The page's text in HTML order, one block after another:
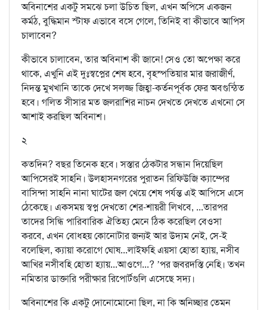
অবিনাশের একটু সমঝে চলা উচিত ছিল, এখন অপিসে একজন
কর্মঠ, বুদ্ধিমান স্টাফ এভাবে বসে গেলে, তিনিই বা কীভাবে আপিস
চালাবেন?
কীভাবে চালাবেন, তার অবিনাশ কী জানে! সেও তো অপেক্ষা করে
থাকে, এখুনি এই দুঃস্বপ্নের শেষ হবে, বৃহস্পতিয়ার মার জরাজীর্ণ,
নিদন্ত মুখখানি তাকে দেখে সলজ্জ জিহ্বা-কর্তনপূর্বক ফের অবগুন্ঠিত
হবে। গলিত সীসার মত জলরাশির নাচন দেখতে দেখতে এখনো সে
আশাই করছিল অবিনাশ।
২
কতদিন? বছর তিনেক হবে। সস্তার ঠেকটার সন্ধান দিয়েছিল
আপিসেরই সাহনি। উলহাসনগরের পুরাতন রিফিউজি ক্যাম্পের
বাসিন্দা সাহনি নানা ঘাটের জল খেয়ে শেষ পর্যন্ত এই আপিসে এসে
ঠেকেছে। একসময় স্বপ্ন দেখতো শের-শায়রী লিখবে, ...তারপর
তাদের সিন্ধি পারিবারিক ঐতিহ্য মেনে ঠিক করেছিল বেওসা
করবে, এখন বোধহয় কোনোটার জন্যই আর উদ্যম নেই, সে-ই
বলেছিল, ক্যায়া করোগে ঘোষ...লাইফহি এয়সা হোতা হ্যায়, নসীব
আখির নসীবহি হোতা হ্যায়...আওগে...? ’পর জবরদস্তি নেহি। তখন
নমিতার ডাক্তারি পরীক্ষার রিপোর্টগুলি এসেছে সদ্য।
অবিনাশের কি একটু দোনোমোনো ছিল, না কি অনিচ্ছার তেমন